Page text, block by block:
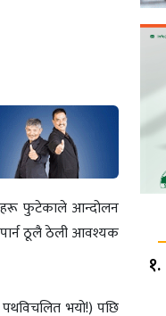
फुटेकाले आन्दोलन
ठूलै ठेली आवश्यक
भयो!) पछि